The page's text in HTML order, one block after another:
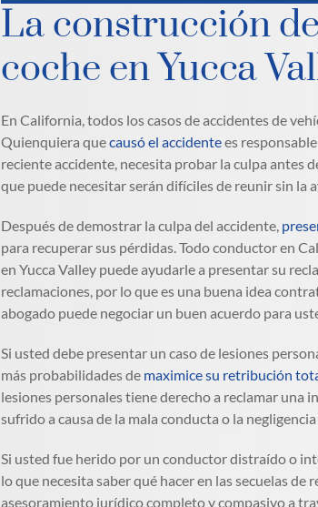
La construcción
coche en Yucca
En California, todos los casos de accidentes de
Quienquiera quecausó el accidentees
reciente accidente, necesita probar la culpa antes
que puede necesitar serán difíciles de reunir sin la
Después de demostrar la culpa del accidente,
para recuperar sus pérdidas. Todo conductor en
en Yucca Valley puede ayudarle a presentar su
reclamaciones, por lo que es una buena idea
abogado puede negociar un buen acuerdo para
Si usted debe presentar un caso de lesiones
más probabilidades de maximice su retribución
lesiones personales tiene derecho a reclamar una
sufrido a causa de la mala conducta o la
Si usted fue herido por un conductor distraído o
lo que necesita saber qué hacer en las secuelas
asesoramiento jurídico completo y compasivo a